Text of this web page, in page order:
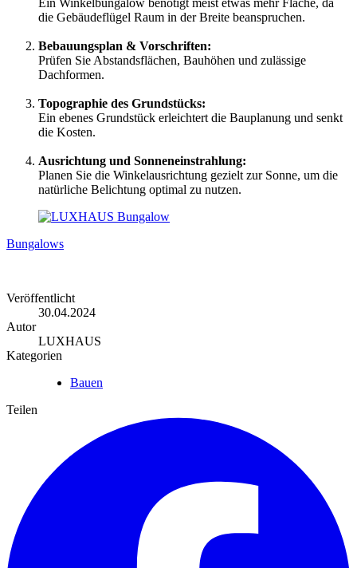
Ein Winkelbungalow benötigt meist etwas mehr Fläche, da
die Gebäudeflügel Raum in der Breite beanspruchen.
Bebauungsplan & Vorschriften:
Prüfen Sie Abstandsflächen, Bauhöhen und zulässige
Dachformen.
Topographie des Grundstücks:
Ein ebenes Grundstück erleichtert die Bauplanung und senkt
die Kosten.
Ausrichtung und Sonneneinstrahlung:
Planen Sie die Winkelausrichtung gezielt zur Sonne, um die
natürliche Belichtung optimal zu nutzen.
Bungalows
Veröffentlicht
30.04.2024
Autor
LUXHAUS
Kategorien
Bauen
Teilen